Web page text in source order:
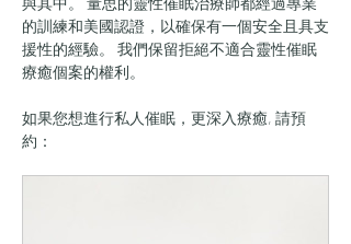
的訓練和美國認證，以確保有一個安全且具支
援性的經驗。 我們保留拒絕不適合靈性催眠
療癒個案的權利。
如果您想進行私人催眠，更深入療癒, 請預
約：